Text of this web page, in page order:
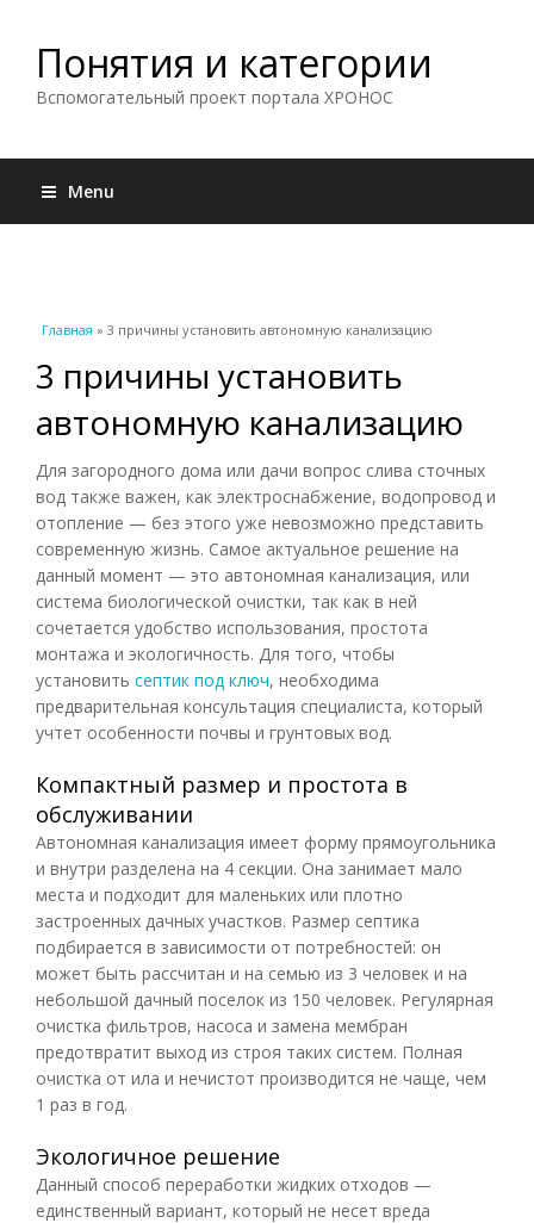
Понятия и категории
Вспомогательный проект портала ХРОНОС
Menu
Вы здесь
Главная » 3 причины установить автономную канализацию
3 причины установить
автономную канализацию
Для загородного дома или дачи вопрос слива сточных
вод также важен, как электроснабжение, водопровод и
отопление — без этого уже невозможно представить
современную жизнь. Самое актуальное решение на
данный момент — это автономная канализация, или
система биологической очистки, так как в ней
сочетается удобство использования, простота
монтажа и экологичность. Для того, чтобы
установить септик под ключ, необходима
предварительная консультация специалиста, который
учтет особенности почвы и грунтовых вод.
Компактный размер и простота в
обслуживании
Автономная канализация имеет форму прямоугольника
и внутри разделена на 4 секции. Она занимает мало
места и подходит для маленьких или плотно
застроенных дачных участков. Размер септика
подбирается в зависимости от потребностей: он
может быть рассчитан и на семью из 3 человек и на
небольшой дачный поселок из 150 человек. Регулярная
очистка фильтров, насоса и замена мембран
предотвратит выход из строя таких систем. Полная
очистка от ила и нечистот производится не чаще, чем
1 раз в год.
Экологичное решение
Данный способ переработки жидких отходов —
единственный вариант, который не несет вреда